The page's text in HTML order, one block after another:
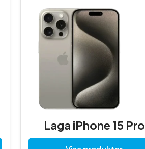
Laga iPhone 15 Pro